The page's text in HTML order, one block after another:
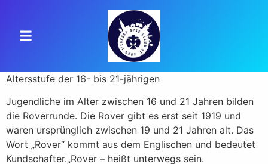
Altersstufe der 16- bis 21-jährigen
Jugendliche im Alter zwischen 16 und 21 Jahren bilden
die Roverrunde. Die Rover gibt es erst seit 1919 und
waren ursprünglich zwischen 19 und 21 Jahren alt. Das
Wort „Rover“ kommt aus dem Englischen und bedeutet
Kundschafter.„Rover – heißt unterwegs sein.